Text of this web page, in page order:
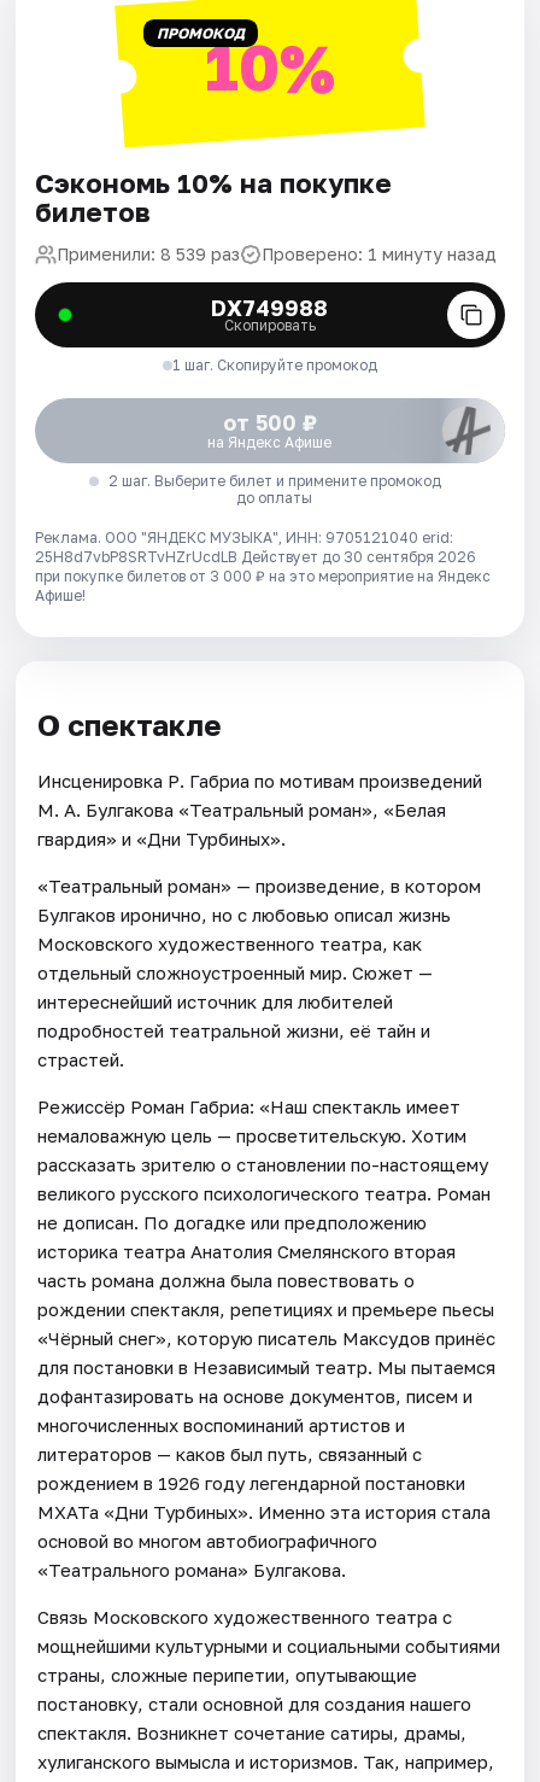
ПРОМОКОД10%
Сэкономь 10% на покупке
билетов
Применили: 8 539 раз Проверено: 1 минуту назад
DX749988
Скопировать
1 шаг. Скопируйте промокод
от 500 ₽
на Яндекс Афише
2 шаг. Выберите билет и примените промокод
до оплаты
Реклама. ООО "ЯНДЕКС МУЗЫКА", ИНН: 9705121040 erid:
25H8d7vbP8SRTvHZrUcdLB Действует до 30 сентября 2026
при покупке билетов от 3 000 ₽ на это мероприятие на Яндекс
Афише!
О спектакле
Инсценировка Р. Габриа по мотивам произведений
М. А. Булгакова «Театральный роман», «Белая
гвардия» и «Дни Турбиных».
«Театральный роман» — произведение, в котором
Булгаков иронично, но с любовью описал жизнь
Московского художественного театра, как
отдельный сложноустроенный мир. Сюжет —
интереснейший источник для любителей
подробностей театральной жизни, её тайн и
страстей.
Режиссёр Роман Габриа: «Наш спектакль имеет
немаловажную цель — просветительскую. Хотим
рассказать зрителю о становлении по-настоящему
великого русского психологического театра. Роман
не дописан. По догадке или предположению
историка театра Анатолия Смелянского вторая
часть романа должна была повествовать о
рождении спектакля, репетициях и премьере пьесы
«Чёрный снег», которую писатель Максудов принёс
для постановки в Независимый театр. Мы пытаемся
дофантазировать на основе документов, писем и
многочисленных воспоминаний артистов и
литераторов — каков был путь, связанный с
рождением в 1926 году легендарной постановки
МХАТа «Дни Турбиных». Именно эта история стала
основой во многом автобиографичного
«Театрального романа» Булгакова.
Связь Московского художественного театра с
мощнейшими культурными и социальными событиями
страны, сложные перипетии, опутывающие
постановку, стали основной для создания нашего
спектакля. Возникнет сочетание сатиры, драмы,
хулиганского вымысла и историзмов. Так, например,